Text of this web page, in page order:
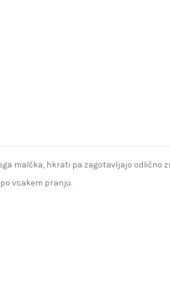
malčka, hkrati pa zagotavljajo odlično
vsakem pranju.